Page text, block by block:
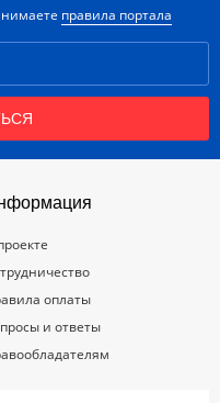
правила портала
оплаты
и ответы